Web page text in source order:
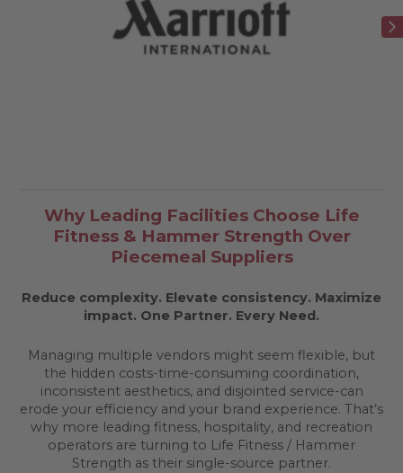
Why Leading Facilities Choose Life
Fitness & Hammer Strength Over
Piecemeal Suppliers
Reduce complexity. Elevate consistency. Maximize
impact. One Partner. Every Need.
Managing multiple vendors might seem flexible, but
the hidden costs-time-consuming coordination,
inconsistent aesthetics, and disjointed service-can
erode your efficiency and your brand experience. That’s
why more leading fitness, hospitality, and recreation
operators are turning to Life Fitness / Hammer
Strength as their single-source partner.